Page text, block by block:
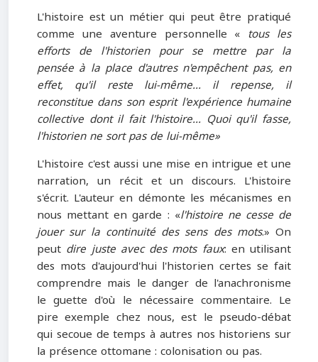
L'histoire est un métier qui peut être pratiqué
comme une aventure personnelle « tous les
efforts de l'historien pour se mettre par la
pensée à la place d'autres n'empêchent pas, en
effet, qu'il reste lui-même... il repense, il
reconstitue dans son esprit l'expérience humaine
collective dont il fait l'histoire... Quoi qu'il fasse,
l'historien ne sort pas de lui-même»
L'histoire c'est aussi une mise en intrigue et une
narration, un récit et un discours. L'histoire
s'écrit. L'auteur en démonte les mécanismes en
nous mettant en garde : «l'histoire ne cesse de
jouer sur la continuité des sens des mots.» On
peut dire juste avec des mots faux: en utilisant
des mots d'aujourd'hui l'historien certes se fait
comprendre mais le danger de l'anachronisme
le guette d'où le nécessaire commentaire. Le
pire exemple chez nous, est le pseudo-débat
qui secoue de temps à autres nos historiens sur
la présence ottomane : colonisation ou pas.